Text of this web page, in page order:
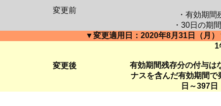
変更前
・有効期間
・30日の期
▼変更適用日：2020年8月31日（月
変更後
1
有効期間残存分の付与は
ナスを含んだ有効期間で
日～397